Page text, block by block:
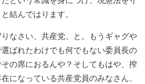
結んではります。
なさい、共産党、と。もうギャグや
ばれたわけでも何でもない委員長の
の席におるんや？そしてもはや、搾
になっている共産党員のみなさん、